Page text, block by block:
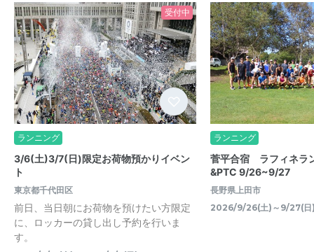
受付中
ランニング
3/6(土)3/7(日)限定お荷物預かりイベン
ト
東京都千代田区
前日、当日朝にお荷物を預けたい方限定
に、ロッカーの貸し出し予約を行いま
す。
ランニング
菅平合宿 ラフィネラ
&PTC 9/26~9/27
長野県上田市
2026/9/26(土)～9/27(日